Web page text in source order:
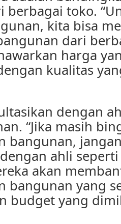
berbagai toko.
kita bisa
dari
harga
kualitas
dengan
“Jika masih
bangunan,
ahli
akan
bangunan yang
budget yang